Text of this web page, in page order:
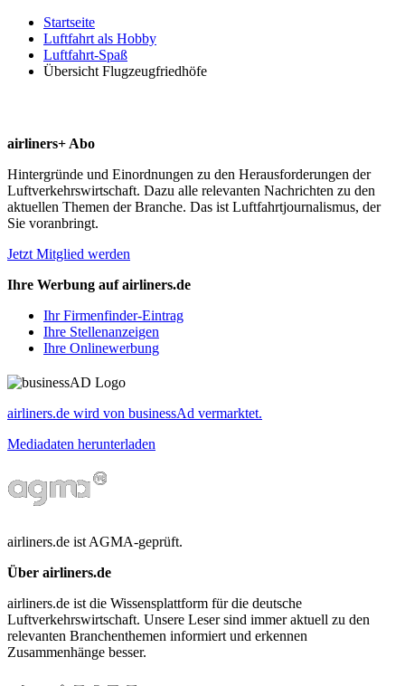
Startseite
Luftfahrt als Hobby
Luftfahrt-Spaß
Übersicht Flugzeugfriedhöfe
airliners+ Abo
Hintergründe und Einordnungen zu den Herausforderungen der
Luftverkehrswirtschaft. Dazu alle relevanten Nachrichten zu den
aktuellen Themen der Branche. Das ist Luftfahrtjournalismus, der
Sie voranbringt.
Jetzt Mitglied werden
Ihre Werbung auf airliners.de
Ihr Firmenfinder-Eintrag
Ihre Stellenanzeigen
Ihre Onlinewerbung
airliners.de wird von businessAd vermarktet.
Mediadaten herunterladen
airliners.de ist AGMA-geprüft.
Über airliners.de
airliners.de ist die Wissensplattform für die deutsche
Luftverkehrswirtschaft. Unsere Leser sind immer aktuell zu den
relevanten Branchenthemen informiert und erkennen
Zusammenhänge besser.